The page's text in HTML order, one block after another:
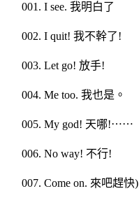
001. I see. 我明白了
002. I quit! 我不幹了!
003. Let go! 放手!
004. Me too. 我也是。
005. My god! 天哪!⋯⋯
006. No way! 不行!
007. Come on. 來吧趕快)